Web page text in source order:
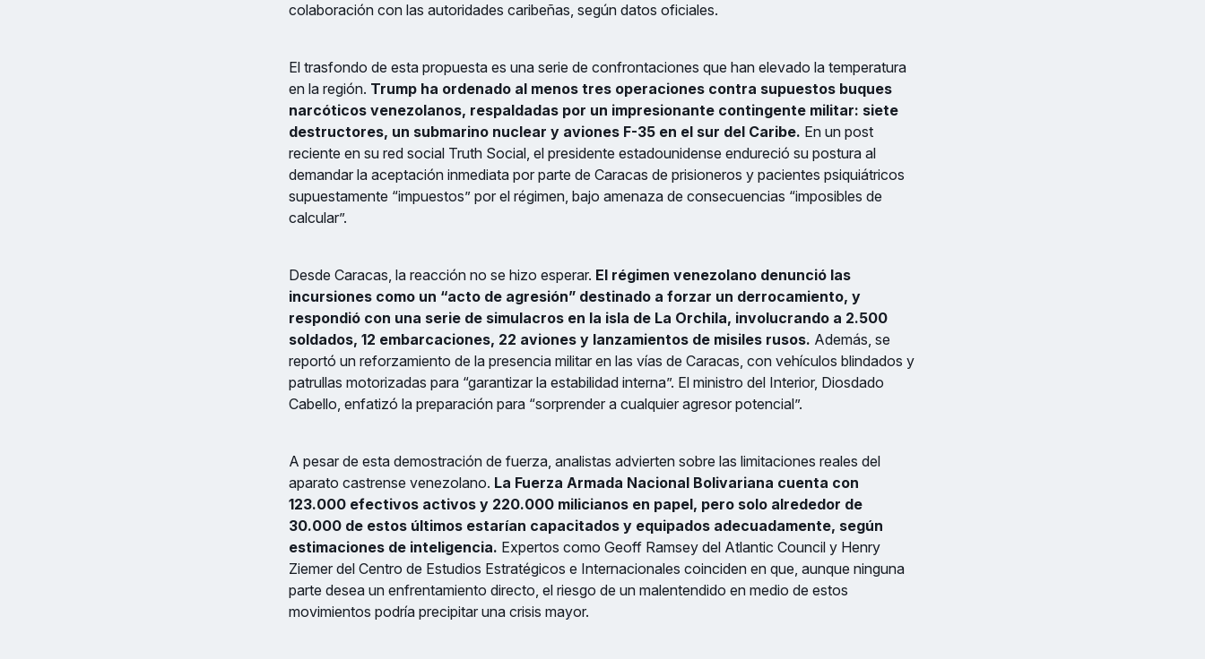
colaboración con las autoridades caribeñas, según datos oficiales.
El trasfondo de esta propuesta es una serie de confrontaciones que han elevado la temperatura
en la región. Trump ha ordenado al menos tres operaciones contra supuestos buques
narcóticos venezolanos, respaldadas por un impresionante contingente militar: siete
destructores, un submarino nuclear y aviones F-35 en el sur del Caribe. En un post
reciente en su red social Truth Social, el presidente estadounidense endureció su postura al
demandar la aceptación inmediata por parte de Caracas de prisioneros y pacientes psiquiátricos
supuestamente “impuestos” por el régimen, bajo amenaza de consecuencias “imposibles de
calcular”.
Desde Caracas, la reacción no se hizo esperar. El régimen venezolano denunció las
incursiones como un “acto de agresión” destinado a forzar un derrocamiento, y
respondió con una serie de simulacros en la isla de La Orchila, involucrando a 2.500
soldados, 12 embarcaciones, 22 aviones y lanzamientos de misiles rusos. Además, se
reportó un reforzamiento de la presencia militar en las vías de Caracas, con vehículos blindados y
patrullas motorizadas para “garantizar la estabilidad interna”. El ministro del Interior, Diosdado
Cabello, enfatizó la preparación para “sorprender a cualquier agresor potencial”.
A pesar de esta demostración de fuerza, analistas advierten sobre las limitaciones reales del
aparato castrense venezolano. La Fuerza Armada Nacional Bolivariana cuenta con
123.000 efectivos activos y 220.000 milicianos en papel, pero solo alrededor de
30.000 de estos últimos estarían capacitados y equipados adecuadamente, según
estimaciones de inteligencia. Expertos como Geoff Ramsey del Atlantic Council y Henry
Ziemer del Centro de Estudios Estratégicos e Internacionales coinciden en que, aunque ninguna
parte desea un enfrentamiento directo, el riesgo de un malentendido en medio de estos
movimientos podría precipitar una crisis mayor.